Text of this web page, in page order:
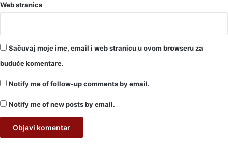
Web stranica
Sačuvaj moje ime, email i web stranicu u ovom browseru za
buduće komentare.
Notify me of follow-up comments by email.
Notify me of new posts by email.